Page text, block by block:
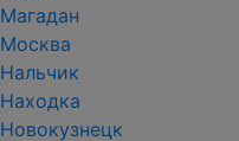
Магадан
Москва
Нальчик
Находка
Новокузнецк